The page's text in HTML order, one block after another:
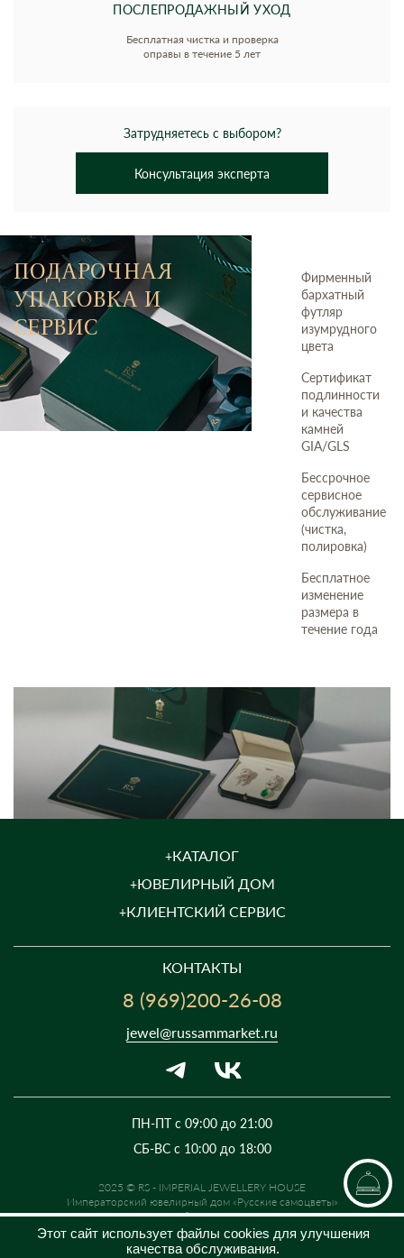
ПОСЛЕПРОДАЖНЫЙ УХОД
Бесплатная чистка и проверка
оправы в течение 5 лет
Затрудняетесь с выбором?
Консультация эксперта
ПОДАРОЧНАЯ
УПАКОВКА И
СЕРВИС
Фирменный
бархатный
футляр
изумрудного
цвета
Сертификат
подлинности
и качества
камней
GIA/GLS
Бессрочное
сервисное
обслуживание
(чистка,
полировка)
Бесплатное
изменение
размера в
течение года
КАТАЛОГ
ЮВЕЛИРНЫЙ ДОМ
КЛИЕНТСКИЙ СЕРВИС
КОНТАКТЫ
8 (969)200-26-08
ПН-ПТ с 09:00 до 21:00
СБ-ВС с 10:00 до 18:00
jewel@russammarket.ru
2025 © RS - IMPERIAL JEWELLERY HOUSE
Императорский ювелирный дом «Русские самоцветы»
Предложение не является публичной офертой. Цены на сайте и в
розничной сети могут отличаться. Информация на сайте о товаре носит
рекламный характер и расценивается как приглашение делать
Этот сайт использует файлы cookies для улучшения
качества обслуживания.